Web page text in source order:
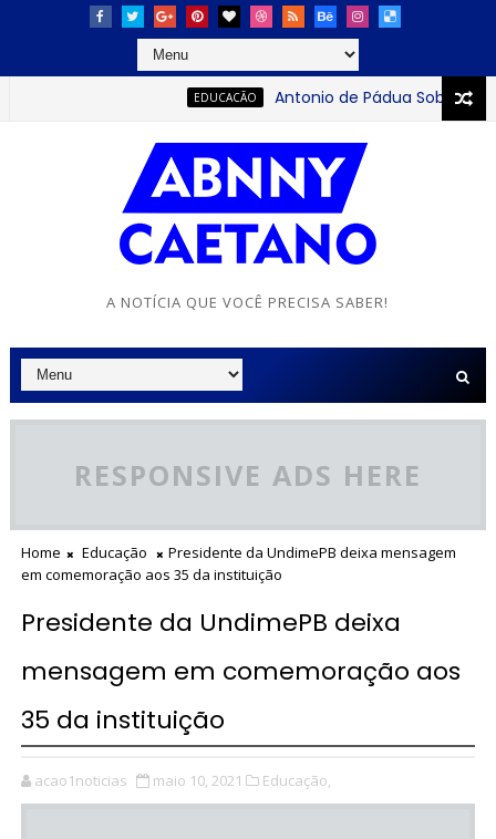
EDUCACÃO Antonio de Pádua Sobrinho: o
A NOTÍCIA QUE VOCÊ PRECISA SABER!
RESPONSIVE ADS HERE
Home Educação
Presidente da UndimePB deixa mensagem
em comemoração aos 35 da instituição
Presidente da UndimePB deixa
mensagem em comemoração aos
35 da instituição
acao1noticias maio 10, 2021 Educação,